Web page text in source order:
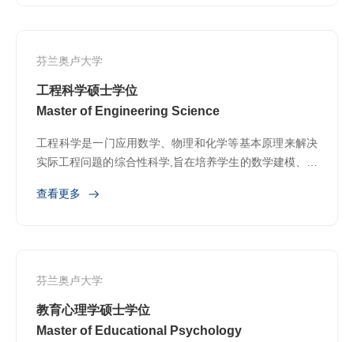
芬兰奥卢大学
工程科学硕士学位
Master of Engineering Science
工程科学是一门应用数学、物理和化学等基本原理来解决
实际工程问题的综合性科学,旨在培养学生的数学建模、物
查看更多
芬兰奥卢大学
教育心理学硕士学位
Master of Educational Psychology